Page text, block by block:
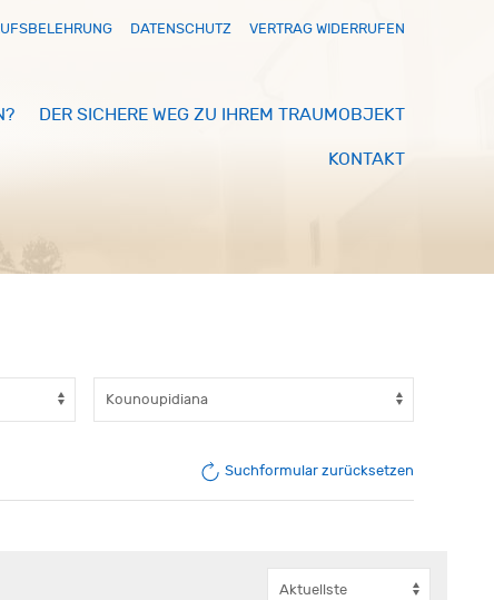
DATENSCHUTZ VERTRAG WIDERRUFEN
DER SICHERE WEG ZU IHREM TRAUMOBJEKT
KONTAKT
Suchformular zurücksetzen